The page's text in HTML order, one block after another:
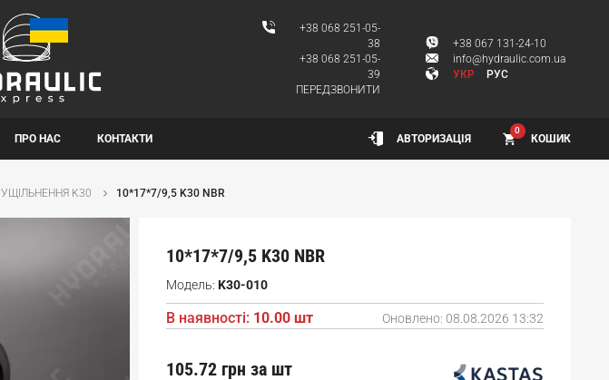
+38 068 251-05-
38
+38 068 251-05-
39
ПЕРЕДЗВОНИТИ
+38 067 131-24-10
info@hydraulic.com.ua
УКР
РУС
ПРО НАС КОНТАКТИ АВТОРИЗАЦІЯ КОШИК
0
УЩІЛЬНЕННЯ K30 10*17*7/9,5 K30 NBR
10*17*7/9,5 K30 NBR
Модель: K30-010
В наявності: 10.00 шт Оновлено: 08.08.2026 13:32
105.72 грн за шт